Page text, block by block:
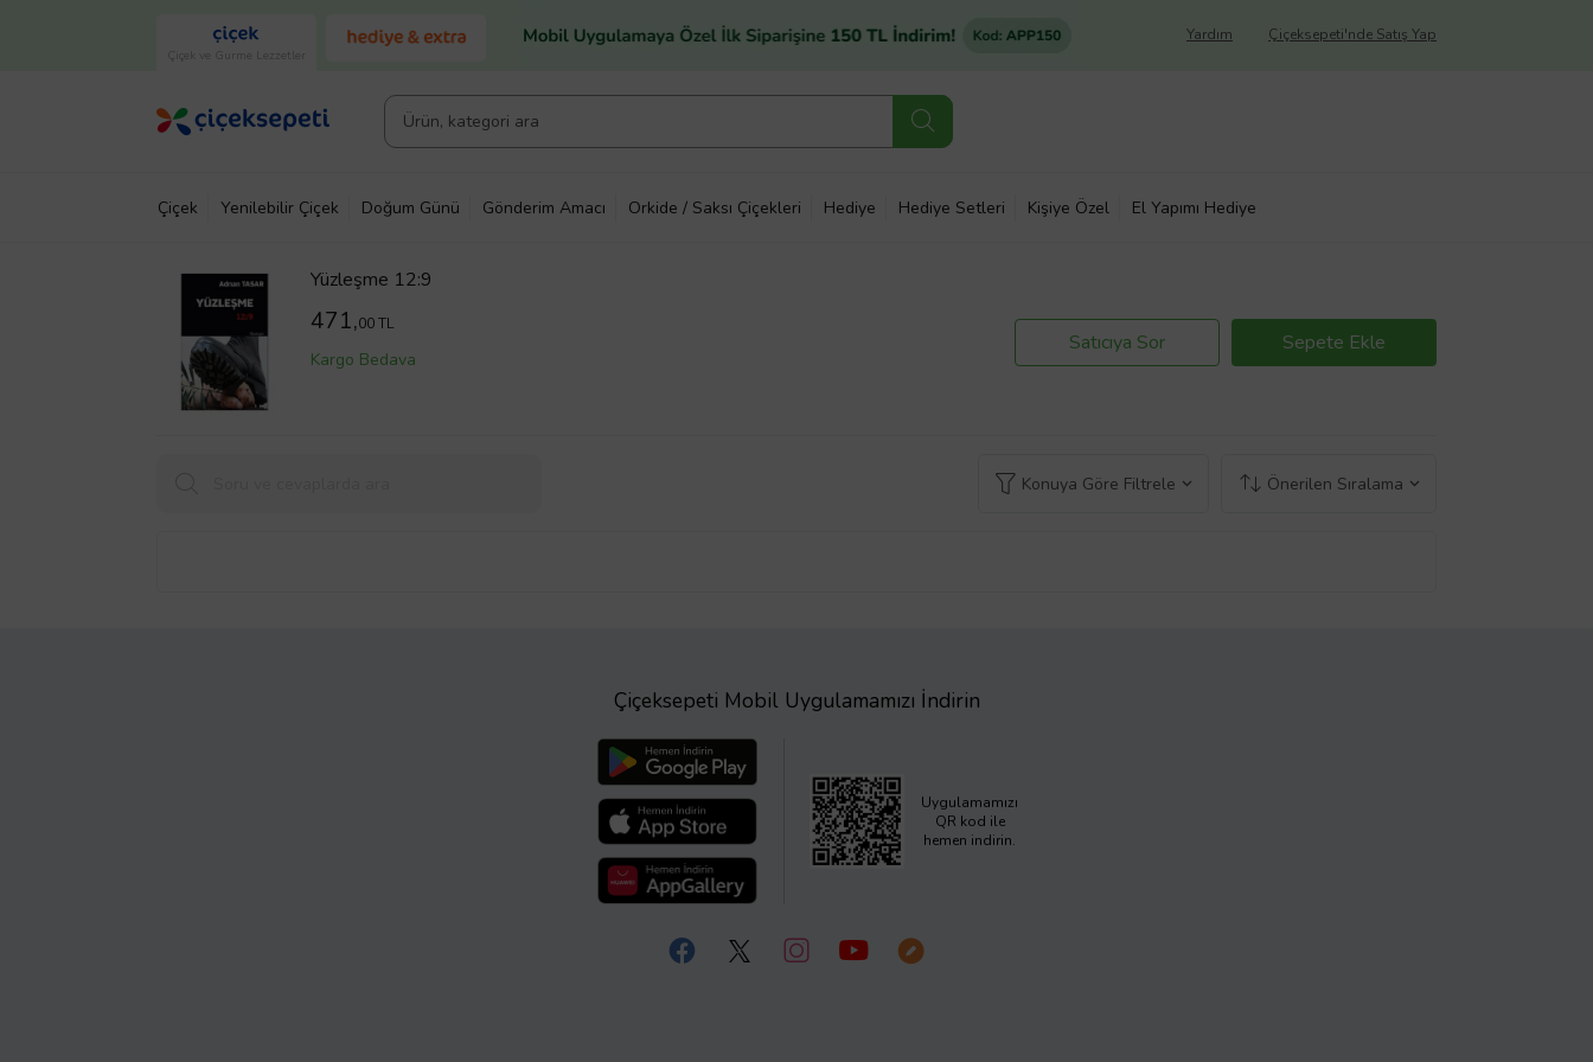
Çiçek ve Gurme Lezzetler
Çiçeksepeti'nde Satış Yap
Yardım
Çiçek Yenilebilir Çiçek Doğum Günü Gönderim Amacı Orkide / Saksı Çiçekleri Hediye Hediye Setleri Kişiye Özel El Yapımı Hediye
Yüzleşme 12:9
471,00 TL
Kargo Bedava
Satıcıya Sor Sepete Ekle
Konuya Göre Filtrele Önerilen Sıralama
Çiçeksepeti Mobil Uygulamamızı İndirin
Uygulamamızı
QR kod ile
hemen indirin.